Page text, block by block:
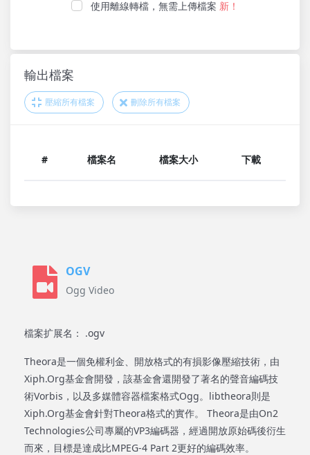
使用離線轉檔，無需上傳檔案 新！
輸出檔案
壓縮所有檔案 刪除所有檔案
# 檔案名 檔案大小 下載
OGV
Ogg Video
檔案扩展名： .ogv
Theora是一個免權利金、開放格式的有損影像壓縮技術，由
Xiph.Org基金會開發，該基金會還開發了著名的聲音編碼技
術Vorbis，以及多媒體容器檔案格式Ogg。libtheora則是
Xiph.Org基金會針對Theora格式的實作。 Theora是由On2
Technologies公司專屬的VP3編碼器，經過開放原始碼後衍生
而來，目標是達成比MPEG-4 Part 2更好的編碼效率。